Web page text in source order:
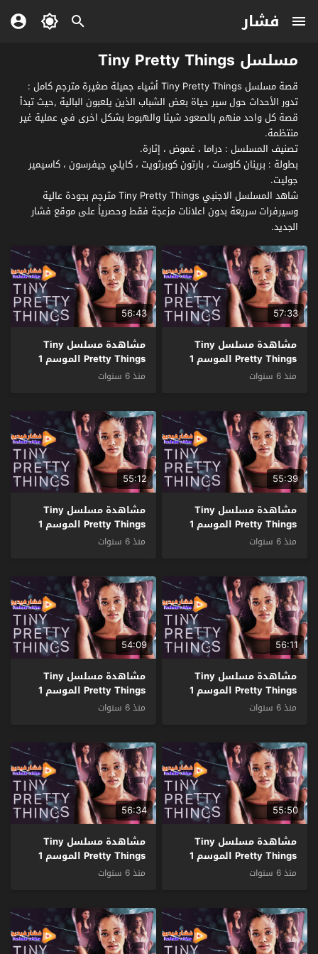
فشار
مسلسل Tiny Pretty Things
قصة مسلسل Tiny Pretty Things أشياء جميلة صغيرة مترجم كامل :
تدور الأحداث حول سير حياة بعض الشباب الذين يلعبون البالية ,حيث تبدأ
قصة كل واحد منهم بالصعود شيئا والهبوط بشكل اخرى في عملية غير
منتظمة.
تصنيف المسلسل : دراما ، غموض ، إثارة.
بطولة : برينان كلوست ، بارتون كوبرثويت ، كايلي جيفرسون ، كاسيمير
جوليت.
شاهد المسلسل الاجنبي Tiny Pretty Things مترجم بجودة عالية
وسيرفرات سريعة بدون اعلانات مزعجة فقط وحصرياً على موقع فشار
الجديد.
57:33
مشاهدة مسلسل Tiny
Pretty Things الموسم 1
الحلقة 10 والاخيرة مترجم
منذ 6 سنوات
56:43
مشاهدة مسلسل Tiny
Pretty Things الموسم 1
الحلقة 9 مترجم
منذ 6 سنوات
55:39
مشاهدة مسلسل Tiny
Pretty Things الموسم 1
الحلقة 8 مترجم
منذ 6 سنوات
55:12
مشاهدة مسلسل Tiny
Pretty Things الموسم 1
الحلقة 7 مترجم
منذ 6 سنوات
56:11
مشاهدة مسلسل Tiny
Pretty Things الموسم 1
الحلقة 5 مترجم
منذ 6 سنوات
54:09
مشاهدة مسلسل Tiny
Pretty Things الموسم 1
الحلقة 6 مترجم
منذ 6 سنوات
55:50
مشاهدة مسلسل Tiny
Pretty Things الموسم 1
الحلقة 4 مترجم
منذ 6 سنوات
56:34
مشاهدة مسلسل Tiny
Pretty Things الموسم 1
الحلقة 3 مترجم
منذ 6 سنوات